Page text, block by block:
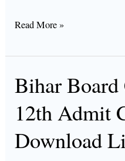
Read More »
Bihar Board
12th Admit
Download
Bihar
Board
Class
10th
12th